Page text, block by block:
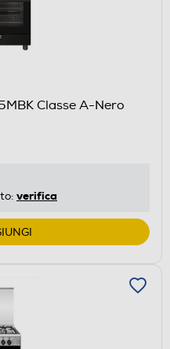
Classe A-Nero
verifica